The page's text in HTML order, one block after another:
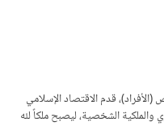
قدم الاقتصاد الإسلامي
والملكية الشخصية، ليصبح ملكاً لله